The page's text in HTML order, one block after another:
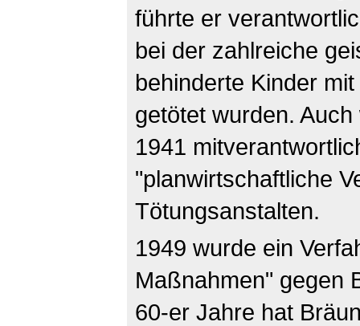
führte er
bei der zahlreiche
behinderte Kinder
getötet wurden.
1941
"planwirtschaftliche
Tötungsanstalten.
1949 wurde ein
Maßnahmen" gegen
60-er Jahre hat